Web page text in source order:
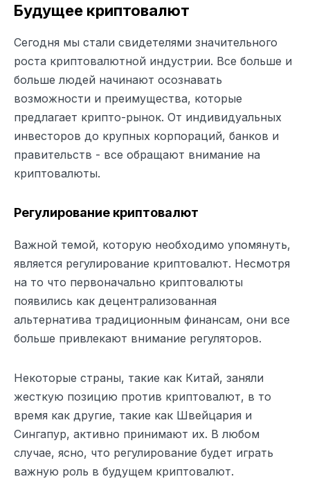
Будущее криптовалют
Сегодня мы стали свидетелями значительного
роста криптовалютной индустрии. Все больше и
больше людей начинают осознавать
возможности и преимущества, которые
предлагает крипто-рынок. От индивидуальных
инвесторов до крупных корпораций, банков и
правительств - все обращают внимание на
криптовалюты.
Регулирование криптовалют
Важной темой, которую необходимо упомянуть,
является регулирование криптовалют. Несмотря
на то что первоначально криптовалюты
появились как децентрализованная
альтернатива традиционным финансам, они все
больше привлекают внимание регуляторов.
Некоторые страны, такие как Китай, заняли
жесткую позицию против криптовалют, в то
время как другие, такие как Швейцария и
Сингапур, активно принимают их. В любом
случае, ясно, что регулирование будет играть
важную роль в будущем криптовалют.